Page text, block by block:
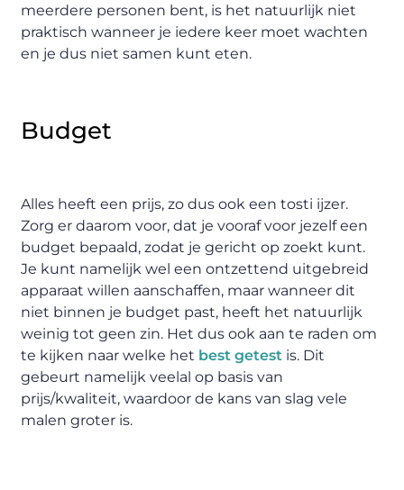
meerdere personen bent, is het natuurlijk niet
praktisch wanneer je iedere keer moet wachten
en je dus niet samen kunt eten.
Budget
Alles heeft een prijs, zo dus ook een tosti ijzer.
Zorg er daarom voor, dat je vooraf voor jezelf een
budget bepaald, zodat je gericht op zoekt kunt.
Je kunt namelijk wel een ontzettend uitgebreid
apparaat willen aanschaffen, maar wanneer dit
niet binnen je budget past, heeft het natuurlijk
weinig tot geen zin. Het dus ook aan te raden om
te kijken naar welke het best getest is. Dit
gebeurt namelijk veelal op basis van
prijs/kwaliteit, waardoor de kans van slag vele
malen groter is.